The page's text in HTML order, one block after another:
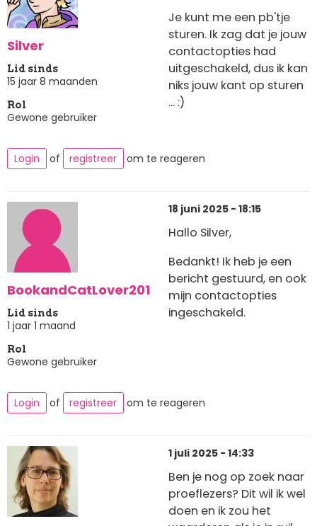
Silver
Lid sinds
15 jaar 8 maanden
Rol
Gewone gebruiker
Je kunt me een pb'tje
sturen. Ik zag dat je jouw
contactopties had
uitgeschakeld, dus ik kan
niks jouw kant op sturen
... :)
Login of registreer om te reageren
BookandCatLover201
Lid sinds
1 jaar 1 maand
Rol
Gewone gebruiker
18 juni 2025 - 18:15
Hallo Silver,
Bedankt! Ik heb je een
bericht gestuurd, en ook
mijn contactopties
ingeschakeld.
Login of registreer om te reageren
1 juli 2025 - 14:33
Ben je nog op zoek naar
proeflezers? Dit wil ik wel
doen en ik zou het